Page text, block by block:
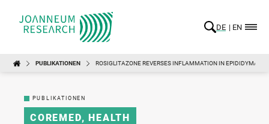
DE EN
PUBLIKATIONEN ROSIGLITAZONE REVERSES INFLAMMATION IN EPIDIDYMAL
PUBLIKATIONEN
COREMED,HEALTH